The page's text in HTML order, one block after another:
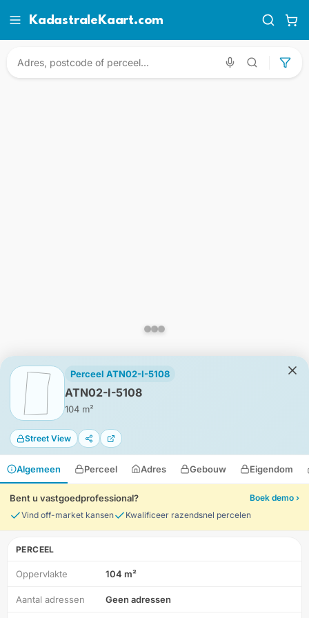
KadastraleKaart.com
Perceel ATN02-I-5108
ATN02-I-5108
104 m²
Street View
Algemeen Perceel Adres Gebouw Eigendom
Bent u vastgoedprofessional?
Boek demo ›
Vind off-market kansen
Kwalificeer razendsnel percelen
PERCEEL
Oppervlakte 104 m²
Aantal adressen Geen adressen